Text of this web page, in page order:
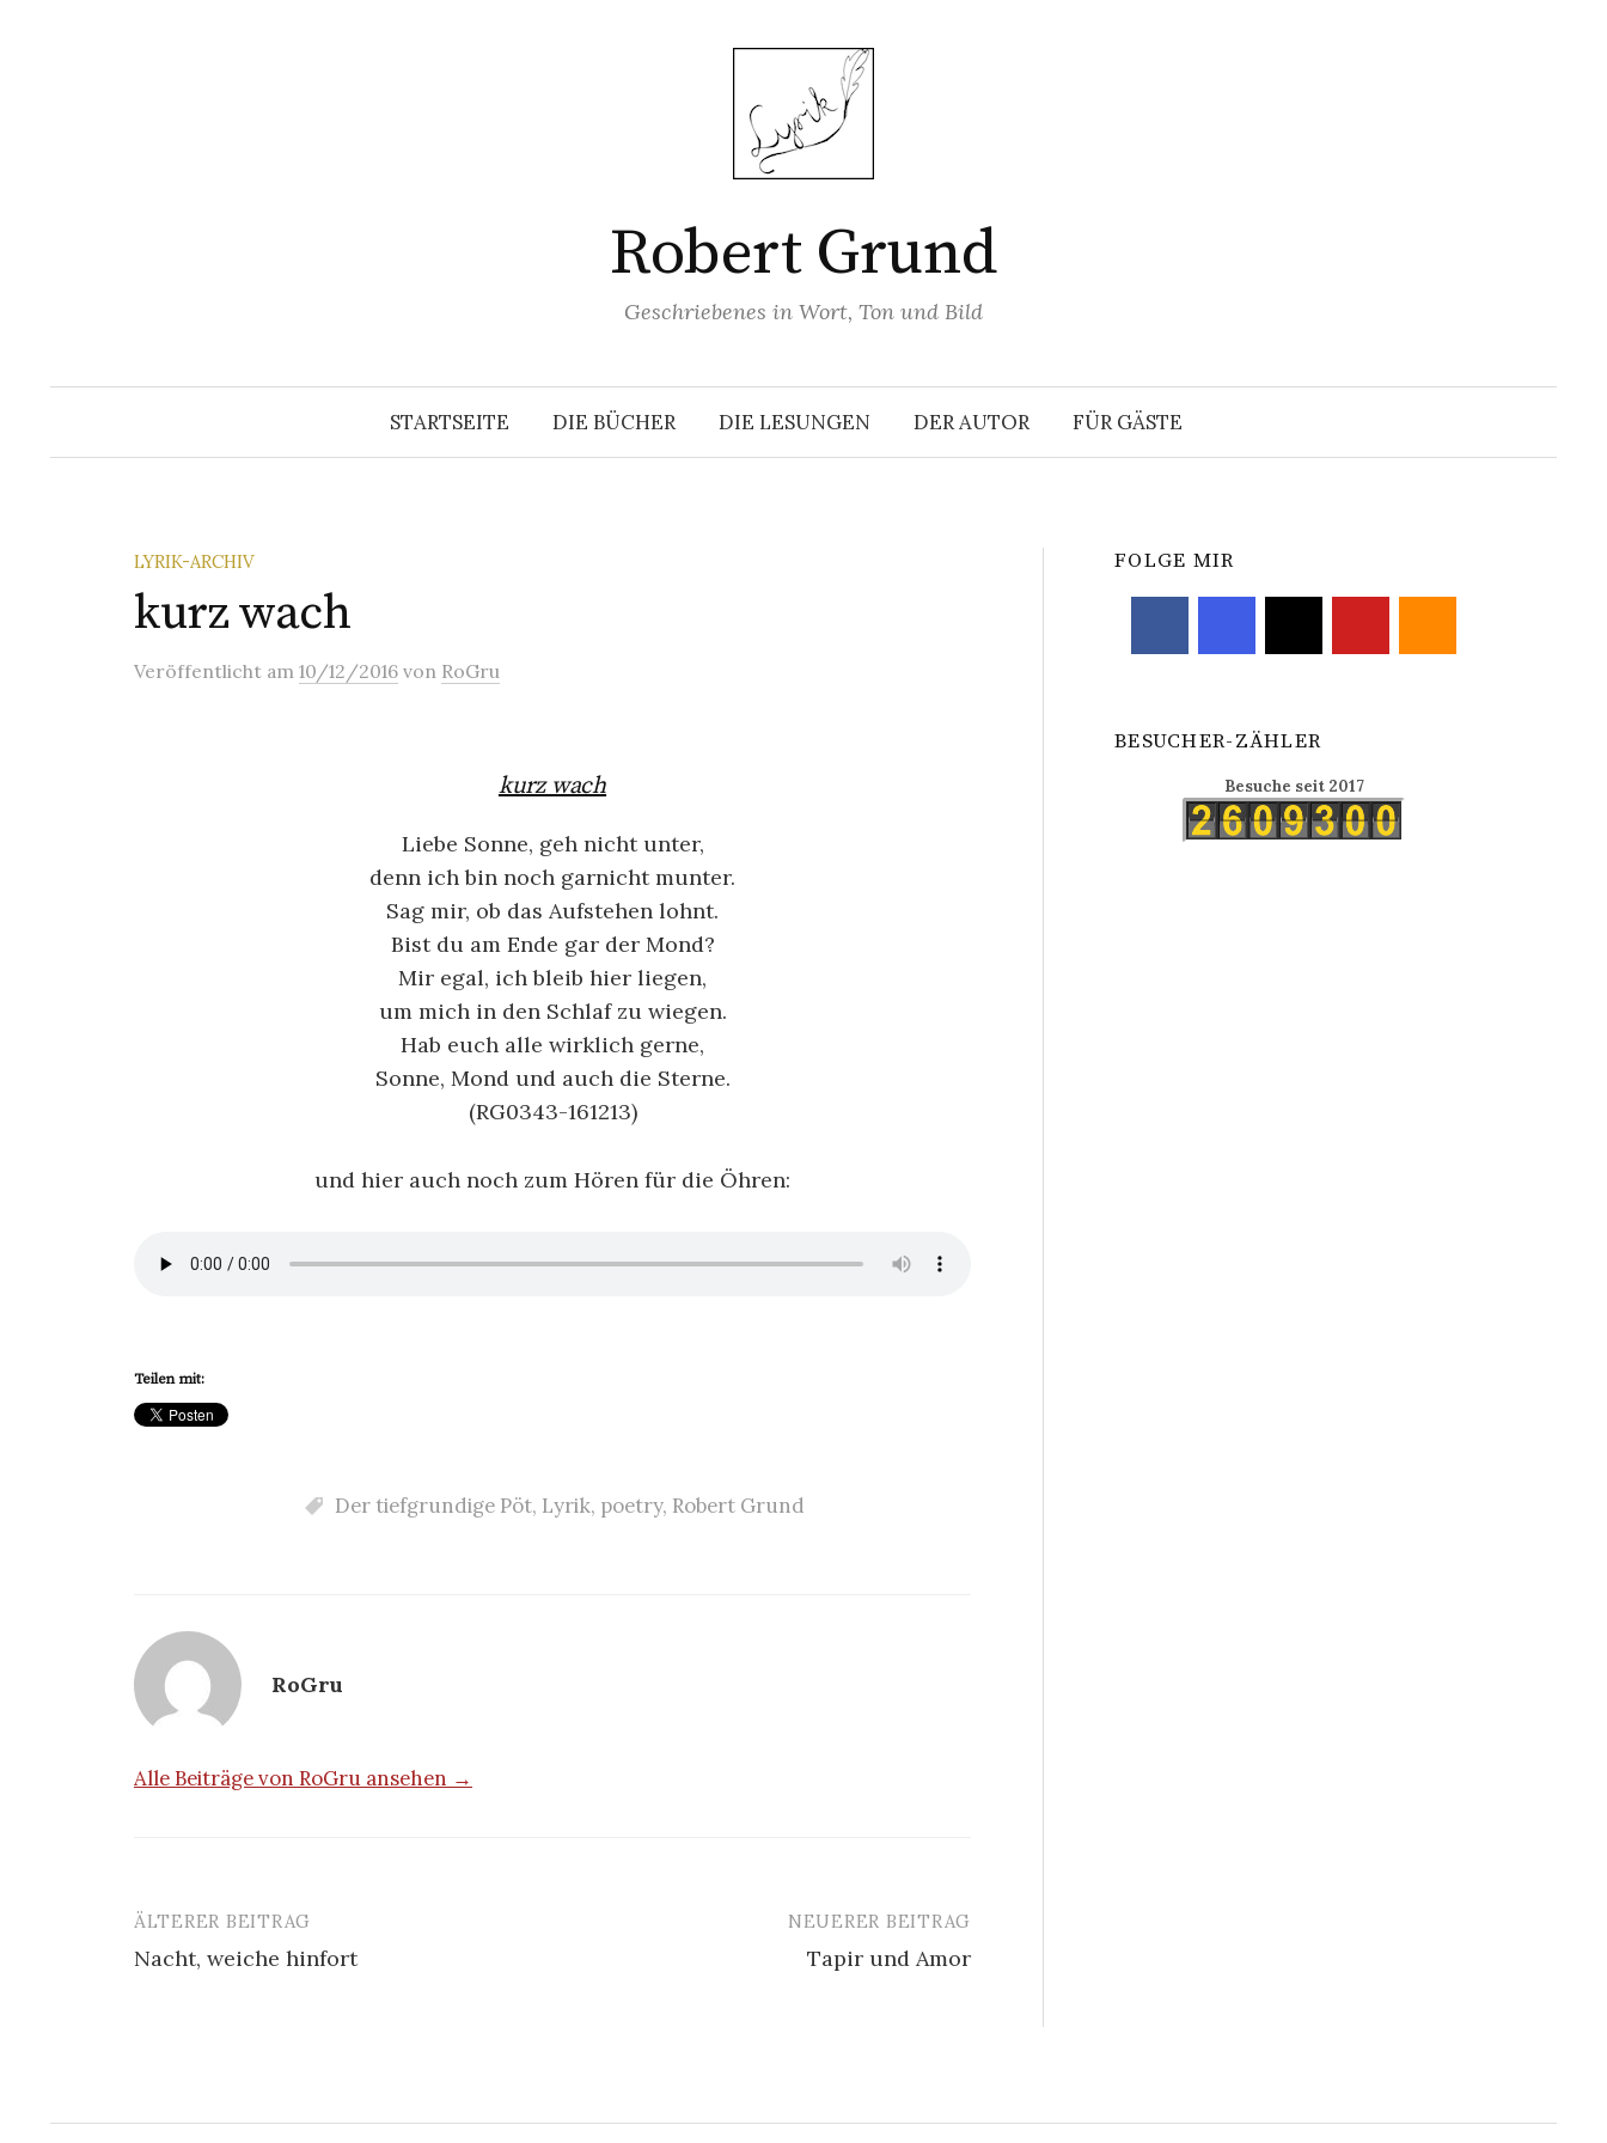
Robert Grund
Geschriebenes in Wort, Ton und Bild
STARTSEITE DIE BÜCHER DIE LESUNGEN DER AUTOR FÜR GÄSTE
Suchen
LYRIK-ARCHIV
kurz wach
Veröffentlicht am 10/12/2016 von RoGru
kurz wach
Liebe Sonne, geh nicht unter,
denn ich bin noch garnicht munter.
Sag mir, ob das Aufstehen lohnt.
Bist du am Ende gar der Mond?
Mir egal, ich bleib hier liegen,
um mich in den Schlaf zu wiegen.
Hab euch alle wirklich gerne,
Sonne, Mond und auch die Sterne.
(RG0343-161213)
und hier auch noch zum Hören für die Öhren:
Teilen mit:
Der tiefgrundige Pöt, Lyrik, poetry, Robert Grund
RoGru
Alle Beiträge von RoGru ansehen →
Beitrags-
Navigation
ÄLTERER BEITRAG
Nacht, weiche hinfort
NEUERER BEITRAG
Tapir und Amor
FOLGE MIR
BESUCHER-ZÄHLER
Besuche seit 2017